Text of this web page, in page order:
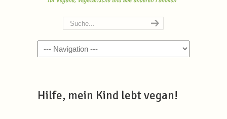
Navigation
Hilfe, mein Kind lebt vegan!